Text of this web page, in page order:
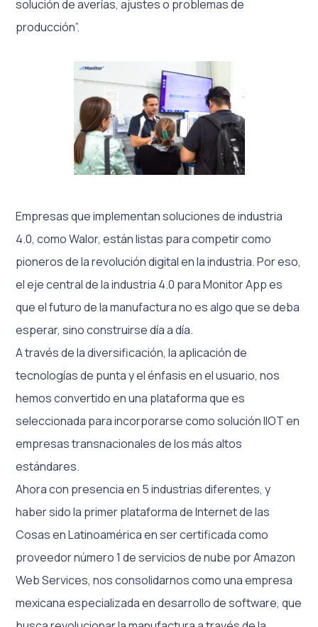
solución de averías, ajustes o problemas de
producción”.
Empresas que implementan soluciones de industria
4.0, como Walor, están listas para competir como
pioneros de la revolución digital en la industria. Por eso,
el eje central de la industria 4.0 para Monitor App es
que el futuro de la manufactura no es algo que se deba
esperar, sino construirse día a día.
A través de la diversificación, la aplicación de
tecnologías de punta y el énfasis en el usuario, nos
hemos convertido en una plataforma que es
seleccionada para incorporarse como solución IIOT en
empresas transnacionales de los más altos
estándares.
Ahora con presencia en 5 industrias diferentes, y
haber sido la primer plataforma de Internet de las
Cosas en Latinoamérica en ser certificada como
proveedor número 1 de servicios de nube por Amazon
Web Services, nos consolidarnos como una empresa
mexicana especializada en desarrollo de software, que